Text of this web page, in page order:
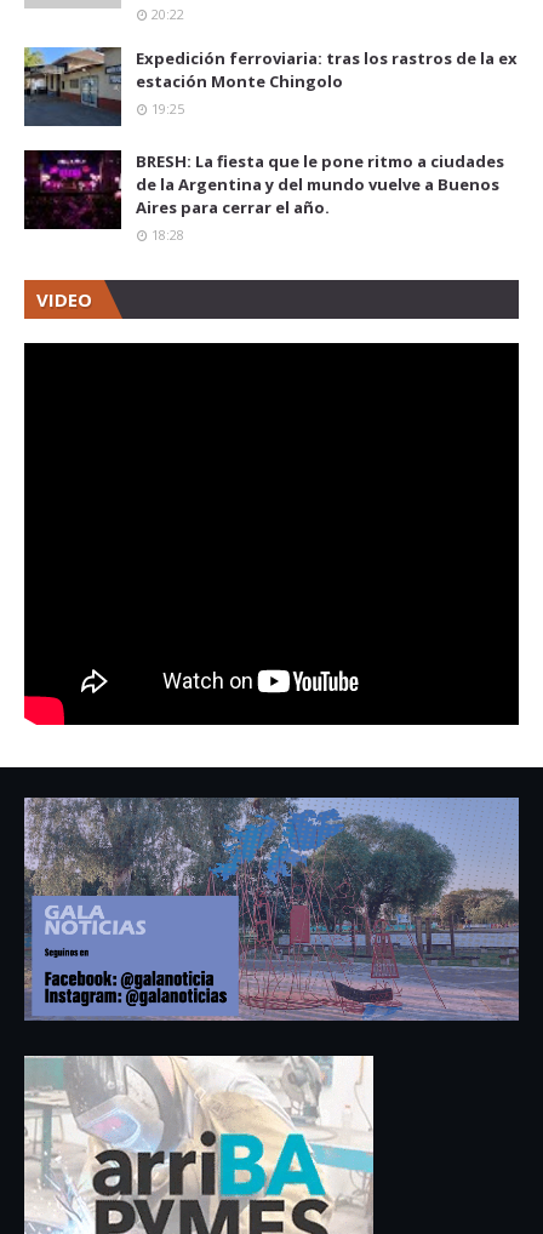
20:22
Expedición ferroviaria: tras los rastros de la ex
estación Monte Chingolo
19:25
BRESH: La fiesta que le pone ritmo a ciudades
de la Argentina y del mundo vuelve a Buenos
Aires para cerrar el año.
18:28
VIDEO